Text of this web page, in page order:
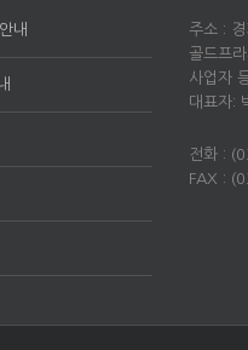
내
주소 :
골드프
사업자
대표자:
전화 :
FAX :